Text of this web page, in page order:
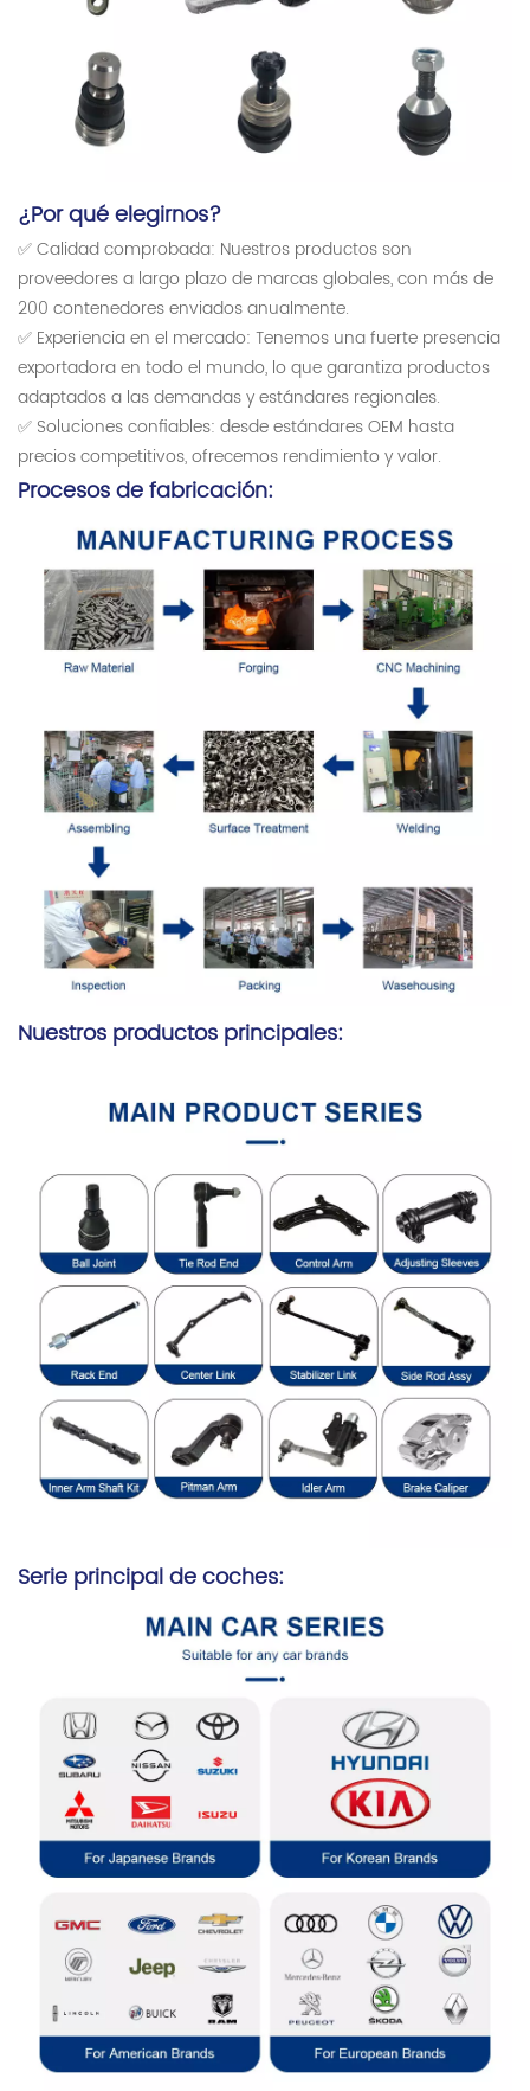
¿Por qué elegirnos?
✅ Calidad comprobada: Nuestros productos son
proveedores a largo plazo de marcas globales, con más de
200 contenedores enviados anualmente.
✅ Experiencia en el mercado: Tenemos una fuerte presencia
exportadora en todo el mundo, lo que garantiza productos
adaptados a las demandas y estándares regionales.
✅ Soluciones confiables: desde estándares OEM hasta
precios competitivos, ofrecemos rendimiento y valor.
Procesos de fabricación:
Nuestros productos principales:
Serie principal de coches: